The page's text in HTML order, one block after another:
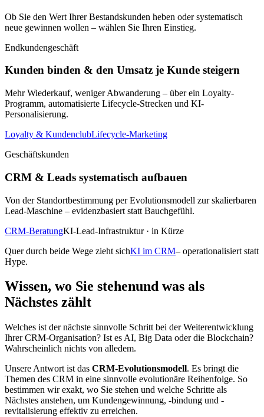
Ob Sie den Wert Ihrer Bestandskunden heben oder systematisch
neue gewinnen wollen – wählen Sie Ihren Einstieg.
Endkundengeschäft
Kunden binden & den Umsatz je Kunde steigern
Mehr Wiederkauf, weniger Abwanderung – über ein Loyalty-
Programm, automatisierte Lifecycle-Strecken und KI-
Personalisierung.
Loyalty & KundenclubLifecycle-Marketing
Geschäftskunden
CRM & Leads systematisch aufbauen
Von der Standortbestimmung per Evolutionsmodell zur skalierbaren
Lead-Maschine – evidenzbasiert statt Bauchgefühl.
CRM-BeratungKI-Lead-Infrastruktur · in Kürze
Quer durch beide Wege zieht sichKI im CRM– operationalisiert statt
Hype.
Wissen, wo Sie stehenund was als
Nächstes zählt
Welches ist der nächste sinnvolle Schritt bei der Weiterentwicklung
Ihrer CRM-Organisation? Ist es AI, Big Data oder die Blockchain?
Wahrscheinlich nichts von alledem.
Unsere Antwort ist das CRM-Evolutionsmodell. Es bringt die
Themen des CRM in eine sinnvolle evolutionäre Reihenfolge. So
bestimmen wir exakt, wo Sie stehen und welche Schritte als
Nächstes anstehen, um Kundengewinnung, -bindung und -
revitalisierung effektiv zu erreichen.